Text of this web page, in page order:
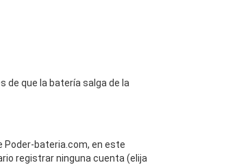
de que la batería salga de la
Poder-bateria.com, en este
registrar ninguna cuenta (elija